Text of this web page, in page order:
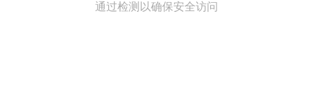
通过检测以确保安全访问